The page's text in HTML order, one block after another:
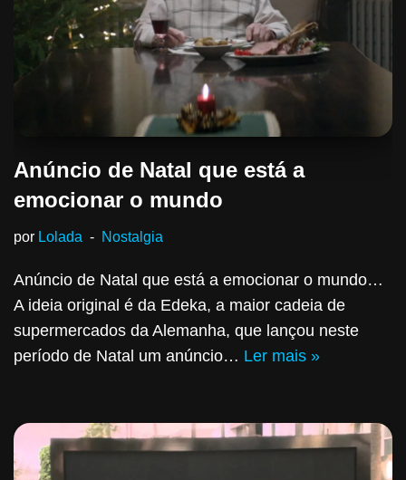
Anúncio de Natal que está a
emocionar o mundo
por Lolada Nostalgia
Anúncio de Natal que está a emocionar o mundo…
A ideia original é da Edeka, a maior cadeia de
supermercados da Alemanha, que lançou neste
período de Natal um anúncio… Ler mais »